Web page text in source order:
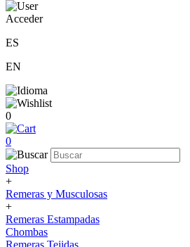
Acceder
ES
EN
0
0
Shop
+
Remeras y Musculosas
+
Remeras Estampadas
Chombas
Remeras Tejidas